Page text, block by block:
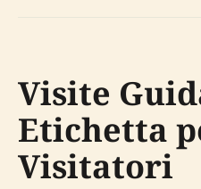
Visite
Etichetta
Visitatori